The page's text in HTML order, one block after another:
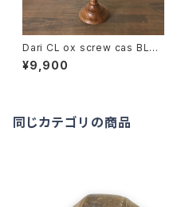
Dari CL ox screw cas BLAC
K
¥9,900
同じカテゴリの商品